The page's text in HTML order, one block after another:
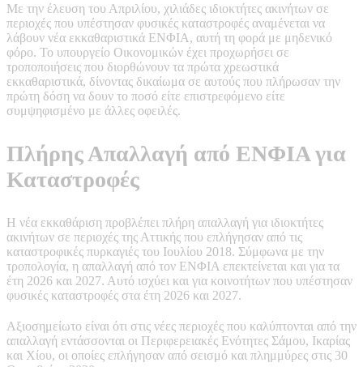
Με την έλευση του Απριλίου, χιλιάδες ιδιοκτήτες ακινήτων σε
περιοχές που υπέστησαν φυσικές καταστροφές αναμένεται να
λάβουν νέα εκκαθαριστικά ΕΝΦΙΑ, αυτή τη φορά με μηδενικό
φόρο. Το υπουργείο Οικονομικών έχει προχωρήσει σε
τροποποιήσεις που διορθώνουν τα πρώτα χρεωστικά
εκκαθαριστικά, δίνοντας δικαίωμα σε αυτούς που πλήρωσαν την
πρώτη δόση να δουν το ποσό είτε επιστρεφόμενο είτε
συμψηφισμένο με άλλες οφειλές.
Πλήρης Απαλλαγή από ΕΝΦΙΑ για
Καταστροφές
Η νέα εκκαθάριση προβλέπει πλήρη απαλλαγή για ιδιοκτήτες
ακινήτων σε περιοχές της Αττικής που επλήγησαν από τις
καταστροφικές πυρκαγιές του Ιουλίου 2018. Σύμφωνα με την
τροπολογία, η απαλλαγή από τον ΕΝΦΙΑ επεκτείνεται και για τα
έτη 2026 και 2027. Αυτό ισχύει και για κοινοτήτων που υπέστησαν
φυσικές καταστροφές στα έτη 2026 και 2027.
Αξιοσημείωτο είναι ότι στις νέες περιοχές που καλύπτονται από την
απαλλαγή εντάσσονται οι Περιφερειακές Ενότητες Σάμου, Ικαρίας
και Χίου, οι οποίες επλήγησαν από σεισμό και πλημμύρες στις 30